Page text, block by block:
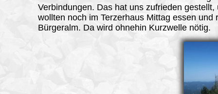
Verbindungen. Das hat uns zufrieden gestellt,
wollten noch im Terzerhaus Mittag essen und
Bürgeralm. Da wird ohnehin Kurzwelle nötig.